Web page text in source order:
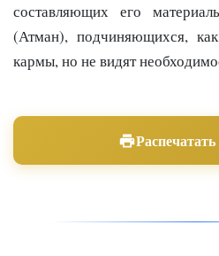
составляющих его
(Атман), подчиняющихся,
кармы, но не видят